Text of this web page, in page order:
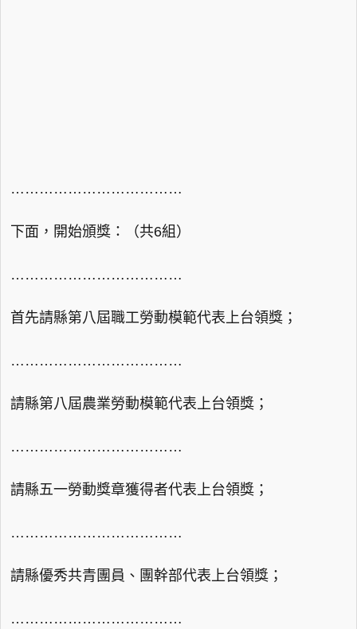
………………………………
下面，開始頒獎：（共6組）
………………………………
首先請縣第八屆職工勞動模範代表上台領獎；
………………………………
請縣第八屆農業勞動模範代表上台領獎；
………………………………
請縣五一勞動獎章獲得者代表上台領獎；
………………………………
請縣優秀共青團員、團幹部代表上台領獎；
………………………………